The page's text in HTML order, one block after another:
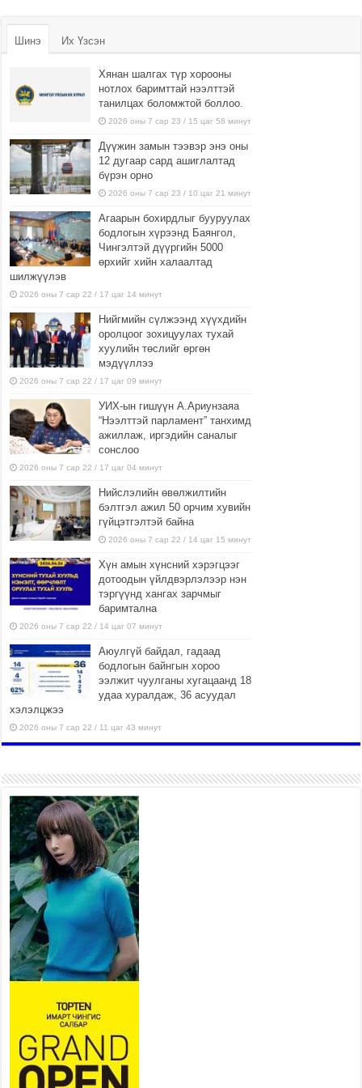
Шинэ Их Үзсэн
Хянан шалгах түр хорооны
нотлох баримттай нээлттэй
танилцах боломжтой боллоо.
2026 оны 7 сар 23 / 15 цаг 58 минут
Дүүжин замын тээвэр энэ оны
12 дугаар сард ашиглалтад
бүрэн орно
2026 оны 7 сар 23 / 10 цаг 21 минут
Агаарын бохирдлыг бууруулах
бодлогын хүрээнд Баянгол,
Чингэлтэй дүүргийн 5000
өрхийг хийн халаалтад
шилжүүлэв
2026 оны 7 сар 22 / 17 цаг 14 минут
Нийгмийн сүлжээнд хүүхдийн
оролцоог зохицуулах тухай
хуулийн төслийг өргөн
мэдүүллээ
2026 оны 7 сар 22 / 17 цаг 09 минут
УИХ-ын гишүүн А.Ариунзаяа
“Нээлттэй парламент” танхимд
ажиллаж, иргэдийн саналыг
сонслоо
2026 оны 7 сар 22 / 17 цаг 04 минут
Нийслэлийн өвөлжилтийн
бэлтгэл ажил 50 орчим хувийн
гүйцэтгэлтэй байна
2026 оны 7 сар 22 / 14 цаг 15 минут
Хүн амын хүнсний хэрэгцээг
дотоодын үйлдвэрлэлээр нэн
тэргүүнд хангах зарчмыг
баримтална
2026 оны 7 сар 22 / 14 цаг 07 минут
Аюулгүй байдал, гадаад
бодлогын байнгын хороо
ээлжит чуулганы хугацаанд 18
удаа хуралдаж, 36 асуудал
хэлэлцжээ
2026 оны 7 сар 22 / 11 цаг 43 минут
боломжтой-Хүүхэд хөгжүүлэх
төв” байгуулах төсөлд төр,
хувийн хэвшлийн түншлэлийн хүрээнд хамтран
ажиллахыг урьж байна
2026 оны 7 сар 22 / 9 цаг 28 минут
Б.Пүрэвдагва: “Урт цагаан”-ыг
залуучууд чөлөөт цагаа
өнгөрүүлдэг, жуулчид зорьж
ирдэг цэг болгоно
2026 оны 7 сар 21 / 16 цаг 47 минут
Тусгай замын автобус /BRT/ төслийн удирдах
хорооны ээлжит хуралдаан боллоо
Ерөнхий сайд Н.Учрал БНХАУ-аас Монгол Улсад
суугаа Элчин сайд Шэнь Миньжюанийг хүлээн
авч уулзав
2026 оны 7 сар 21 / 16 цаг 39 минут
БҮГД НАЙРАМДАХ ТАЖИКИСТАН УЛСТАЙ